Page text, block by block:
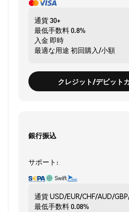
通貨30+
最低手数料0.8%
入金 即時
最適な用途 初回購入/小額
クレジット/デビット
銀行振込
サポート:
通貨USD/EUR/CHF/AUD/
最低手数料0.08%